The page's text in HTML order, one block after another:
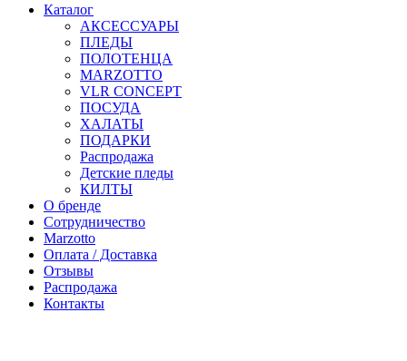
Каталог
АКСЕССУАРЫ
ПЛЕДЫ
ПОЛОТЕНЦА
MARZOTTO
VLR CONCEPT
ПОСУДА
ХАЛАТЫ
ПОДАРКИ
Распродажа
Детские пледы
КИЛТЫ
О бренде
Сотрудничество
Marzotto
Оплата / Доставка
Отзывы
Распродажа
Контакты